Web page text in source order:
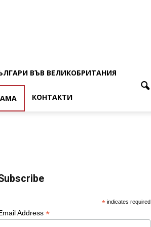
ВЪВ ВЕЛИКОБРИТАНИЯ
КОНТАКТИ
* indicates required
Address *